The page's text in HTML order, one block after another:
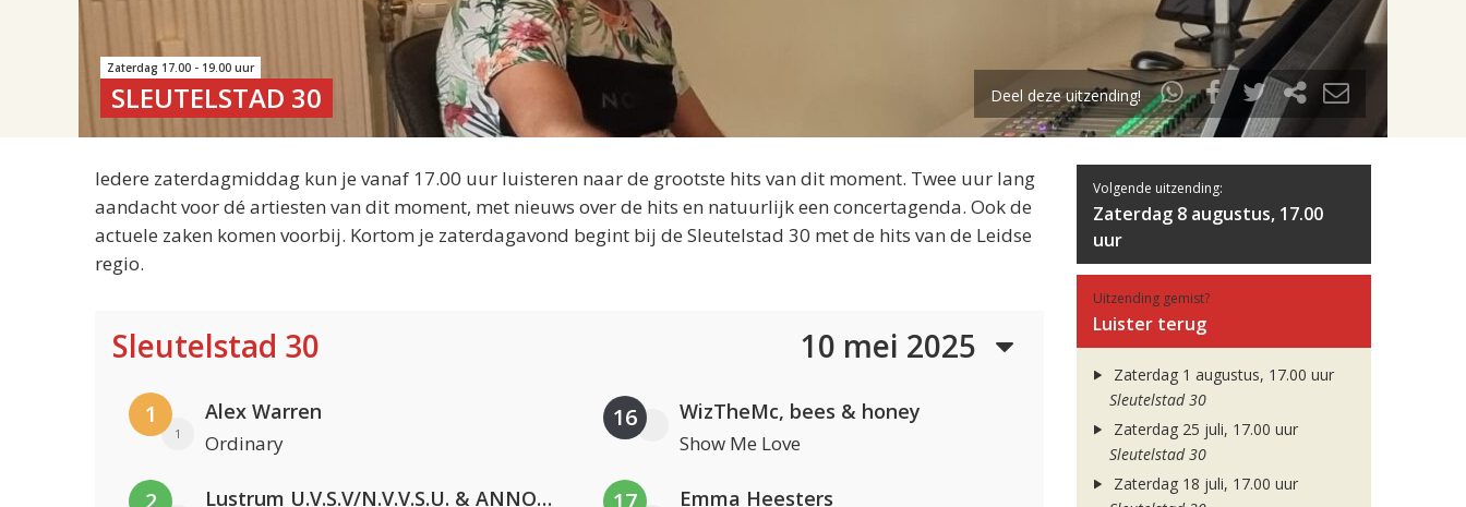
Zaterdag 17.00 - 19.00 uur
SLEUTELSTAD 30 Deel deze uitzending!
Iedere zaterdagmiddag kun je vanaf 17.00 uur luisteren naar de grootste hits van dit moment. Twee uur lang
aandacht voor dé artiesten van dit moment, met nieuws over de hits en natuurlijk een concertagenda. Ook de
actuele zaken komen voorbij. Kortom je zaterdagavond begint bij de Sleutelstad 30 met de hits van de Leidse
regio.
Sleutelstad 30 10 mei 2025
1
1
Alex Warren
Ordinary
2 Lustrum U.V.S.V/N.V.V.S.U. & ANNO ONS & Jopke van Dobbenburgh & Roeland Beelen
16 WizTheMc, bees & honey
Show Me Love
17 Emma Heesters
Volgende uitzending:
Zaterdag 8 augustus, 17.00
uur
Uitzending gemist?
Luister terug
Zaterdag 1 augustus, 17.00 uur
Sleutelstad 30
Zaterdag 25 juli, 17.00 uur
Sleutelstad 30
Zaterdag 18 juli, 17.00 uur